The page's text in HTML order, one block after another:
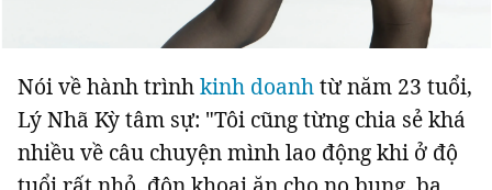
Nói về hành trìnhkinh doanhtừ năm 23 tuổi,
Lý Nhã Kỳ tâm sự: "Tôi cũng từng chia sẻ khá
nhiều về câu chuyện mình lao động khi ở độ